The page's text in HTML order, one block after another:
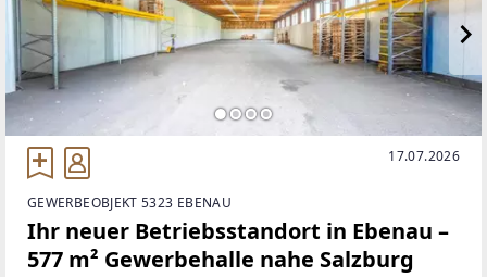
17.07.2026
GEWERBEOBJEKT 5323 EBENAU
Ihr neuer Betriebsstandort in Ebenau –
577 m² Gewerbehalle nahe Salzburg